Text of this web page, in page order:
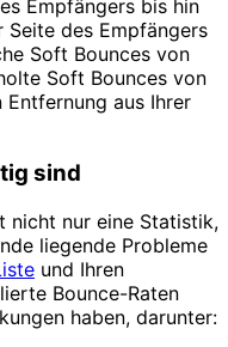
Empfängers bis hin
des Empfängers
Soft Bounces von
Soft Bounces von
aus Ihrer
sind
nicht nur eine Statistik,
liegende Probleme
und Ihren
Bounce-Raten
haben, darunter: